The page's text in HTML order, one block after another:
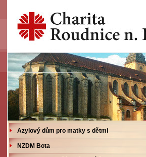
Azylový dům pro matky s dětmi
NZDM Bota